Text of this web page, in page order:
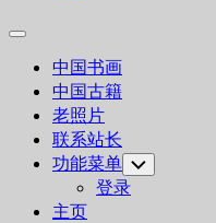
Expand
中国书画
中国古籍
老照片
联系站长
功能菜单 Toggle
Child
Menu
登录
主页